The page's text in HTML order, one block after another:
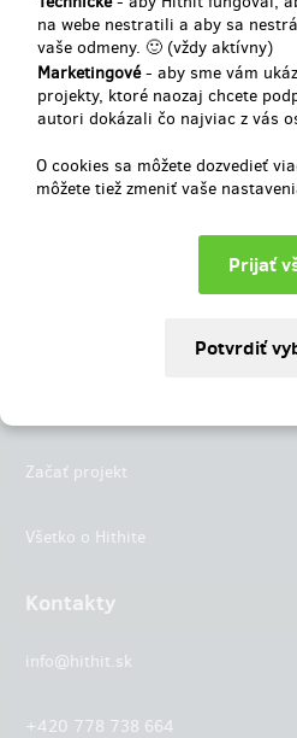
na webe nestratili a aby sa
vaše odmeny. 🙂 (vždy aktívny)
Marketingové- aby sme vám
projekty, ktoré naozaj chcete
autori dokázali čo najviac z vás
O cookies sa môžete dozvedieť
môžete tiež zmeniť vaše
Najdete nás na
Začať projekt
Všetko o Hithite
Kontakty
info@hithit.sk
+420 778 738 664